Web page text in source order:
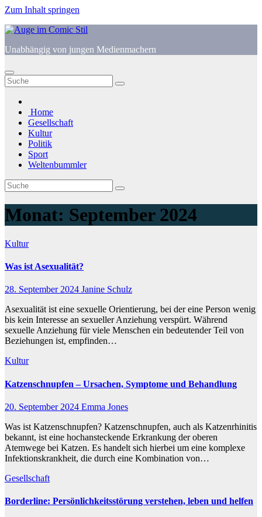
Zum Inhalt springen
Unabhängig von jungen Medienmachern
Home
Gesellschaft
Kultur
Politik
Sport
Weltenbummler
Monat: September 2024
Kultur
Was ist Asexualität?
28. September 2024 Janine Schulz
Asexualität ist eine sexuelle Orientierung, bei der eine Person wenig
bis kein Interesse an sexueller Anziehung verspürt. Während
sexuelle Anziehung für viele Menschen ein bedeutender Teil von
Beziehungen ist, empfinden…
Kultur
Katzenschnupfen – Ursachen, Symptome und Behandlung
20. September 2024 Emma Jones
Was ist Katzenschnupfen? Katzenschnupfen, auch als Katzenrhinitis
bekannt, ist eine hochansteckende Erkrankung der oberen
Atemwege bei Katzen. Es handelt sich hierbei um eine komplexe
Infektionskrankheit, die durch eine Kombination von…
Gesellschaft
Borderline: Persönlichkeitsstörung verstehen, leben und helfen